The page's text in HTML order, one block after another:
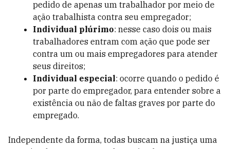
pedido de apenas um trabalhador por meio de
ação trabalhista contra seu empregador;
Individual plúrimo: nesse caso dois ou mais
trabalhadores entram com ação que pode ser
contra um ou mais empregadores para atender
seus direitos;
Individual especial: ocorre quando o pedido é
por parte do empregador, para entender sobre a
existência ou não de faltas graves por parte do
empregado.
Independente da forma, todas buscam na justiça uma